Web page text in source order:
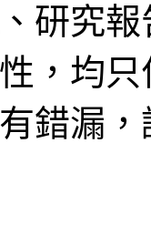
研究
，均
錯漏